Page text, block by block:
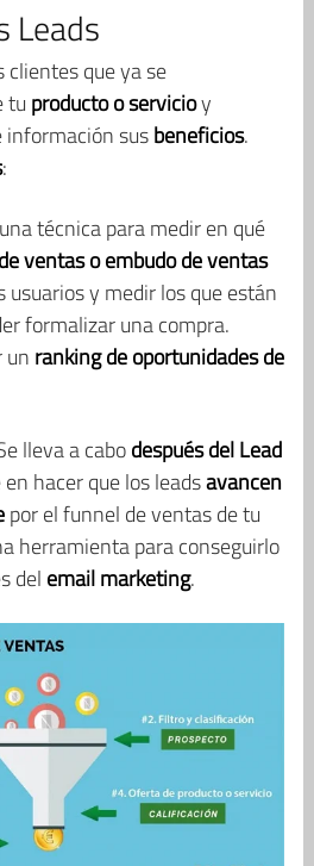
Leads
clientes que ya se
tu producto o servicioy
susbeneficios.
:
técnica para medir en qué
ventas o embudo de ventas
usuarios y medir los que están
formalizar una compra.
un ranking de oportunidades de
lleva a cabodespués del Lead
hacer que los leadsavancen
por el funnel de ventas de tu
herramienta para conseguirlo
del email marketing.